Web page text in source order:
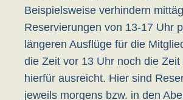
Beispielsweise verhindern
Reservierungen von 13-17 Uhr
längeren Ausflüge für die
die Zeit vor 13 Uhr noch die
hierfür ausreicht. Hier sind
jeweils morgens bzw. in den